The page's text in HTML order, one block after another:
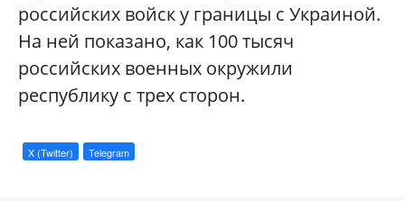
российских войск у границы с Украиной.
На ней показано, как 100 тысяч
российских военных окружили
республику с трех сторон.
X (Twitter) Telegram